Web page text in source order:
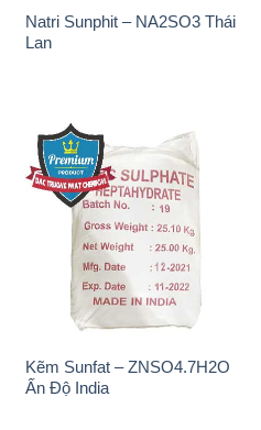
Natri Sunphit – NA2SO3 Thái
Lan
Kẽm Sunfat – ZNSO4.7H2O
Ấn Độ India